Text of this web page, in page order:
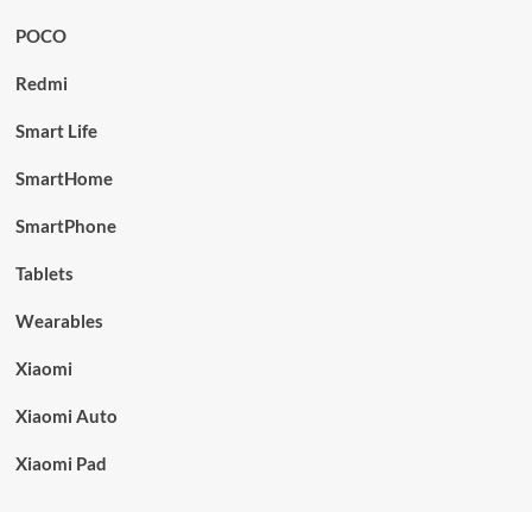
POCO
Redmi
Smart Life
SmartHome
SmartPhone
Tablets
Wearables
Xiaomi
Xiaomi Auto
Xiaomi Pad